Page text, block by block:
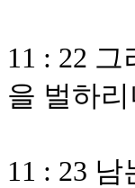
11 : 22
을 벌하
11 : 23